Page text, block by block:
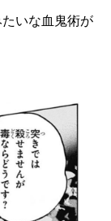
いな血鬼術が